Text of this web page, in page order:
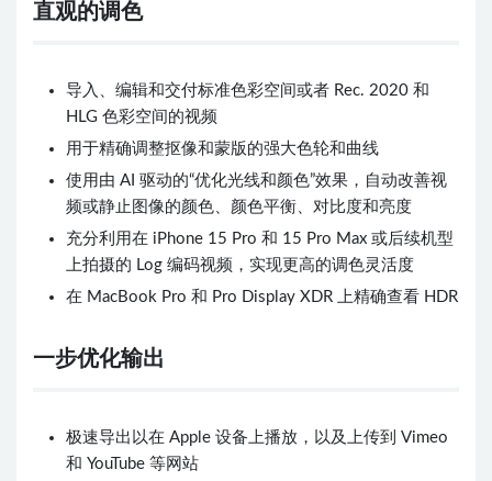
直观的调色
导入、编辑和交付标准色彩空间或者 Rec. 2020 和
HLG 色彩空间的视频
用于精确调整抠像和蒙版的强大色轮和曲线
使用由 AI 驱动的“优化光线和颜色”效果，自动改善视
频或静止图像的颜色、颜色平衡、对比度和亮度
充分利用在 iPhone 15 Pro 和 15 Pro Max 或后续机型
上拍摄的 Log 编码视频，实现更高的调色灵活度
在 MacBook Pro 和 Pro Display XDR 上精确查看 HDR
一步优化输出
极速导出以在 Apple 设备上播放，以及上传到 Vimeo
和 YouTube 等网站